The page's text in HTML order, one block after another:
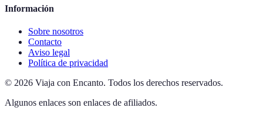
Información
Sobre nosotros
Contacto
Aviso legal
Política de privacidad
© 2026 Viaja con Encanto. Todos los derechos reservados.
Algunos enlaces son enlaces de afiliados.